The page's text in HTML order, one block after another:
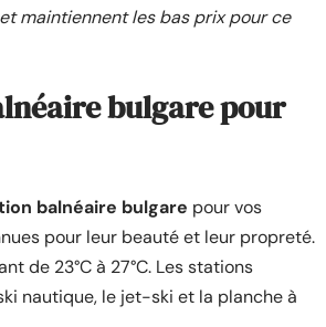
maintiennent les bas prix pour ce
bulgare pour
balnéaire bulgare pour vos
pour leur beauté et leur propreté.
de 23°C à 27°C. Les stations
nautique, le jet-ski et la planche à